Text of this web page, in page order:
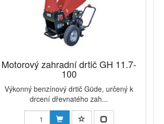
Motorový zahradní drtič GH 11.7-
100
Výkonný benzínový drtič Güde, určený k
drcení dřevnatého zah...